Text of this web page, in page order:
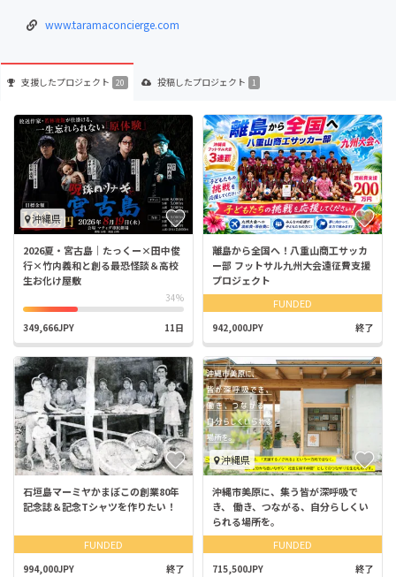
www.taramaconcierge.com
支援したプロジェクト 20 投稿したプロジェクト 1
沖縄県
2026夏・宮古島｜たっくー×田中俊
行×竹内義和と創る最恐怪談＆高校
生お化け屋敷
34%
349,666JPY 11日
離島から全国へ！八重山商工サッカ
ー部 フットサル九州大会遠征費支援
プロジェクト
FUNDED
942,000JPY 終了
石垣島マーミヤかまぼこの創業80年
記念誌＆記念Tシャツを作りたい！
FUNDED
994,000JPY 終了
沖縄県
沖縄市美原に、集う皆が深呼吸で
き、 働き、つながる、自分らしくい
られる場所を。
FUNDED
715,500JPY 終了